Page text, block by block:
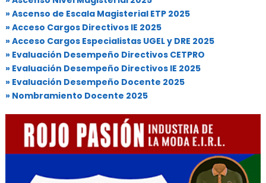
» Ascenso de Escala Magisterial ETP 2025
» Acceso Cargos Directivos IE 2025
» Acceso Cargos Especialistas UGEL y DRE 2025
» Evaluación Desempeño Directivos CETPRO
» Evaluación Desempeño Directivos IE 2025
» Evaluación Desempeño Docente 2025
» Nombramiento Docente 2025